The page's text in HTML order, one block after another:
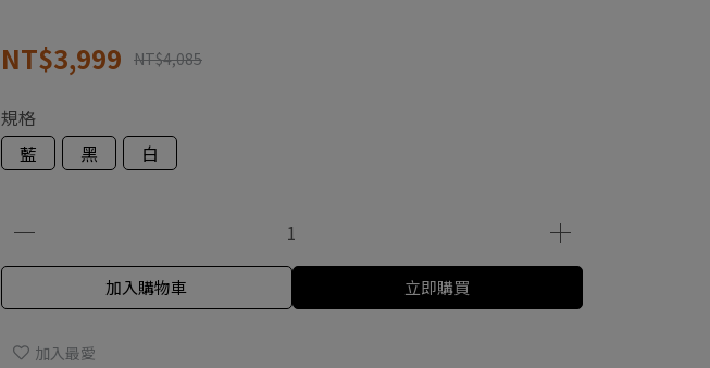
NT$3,999 NT$4,085
規格
藍
黑 白
加入購物車 立即購買
加入最愛